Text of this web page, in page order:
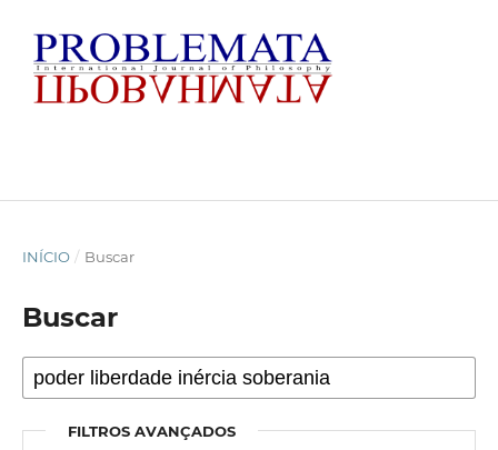
INÍCIO / Buscar
Buscar
FILTROS AVANÇADOS